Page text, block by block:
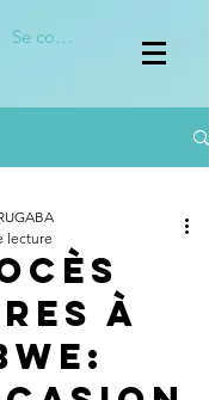
Se connecter
à
lecture